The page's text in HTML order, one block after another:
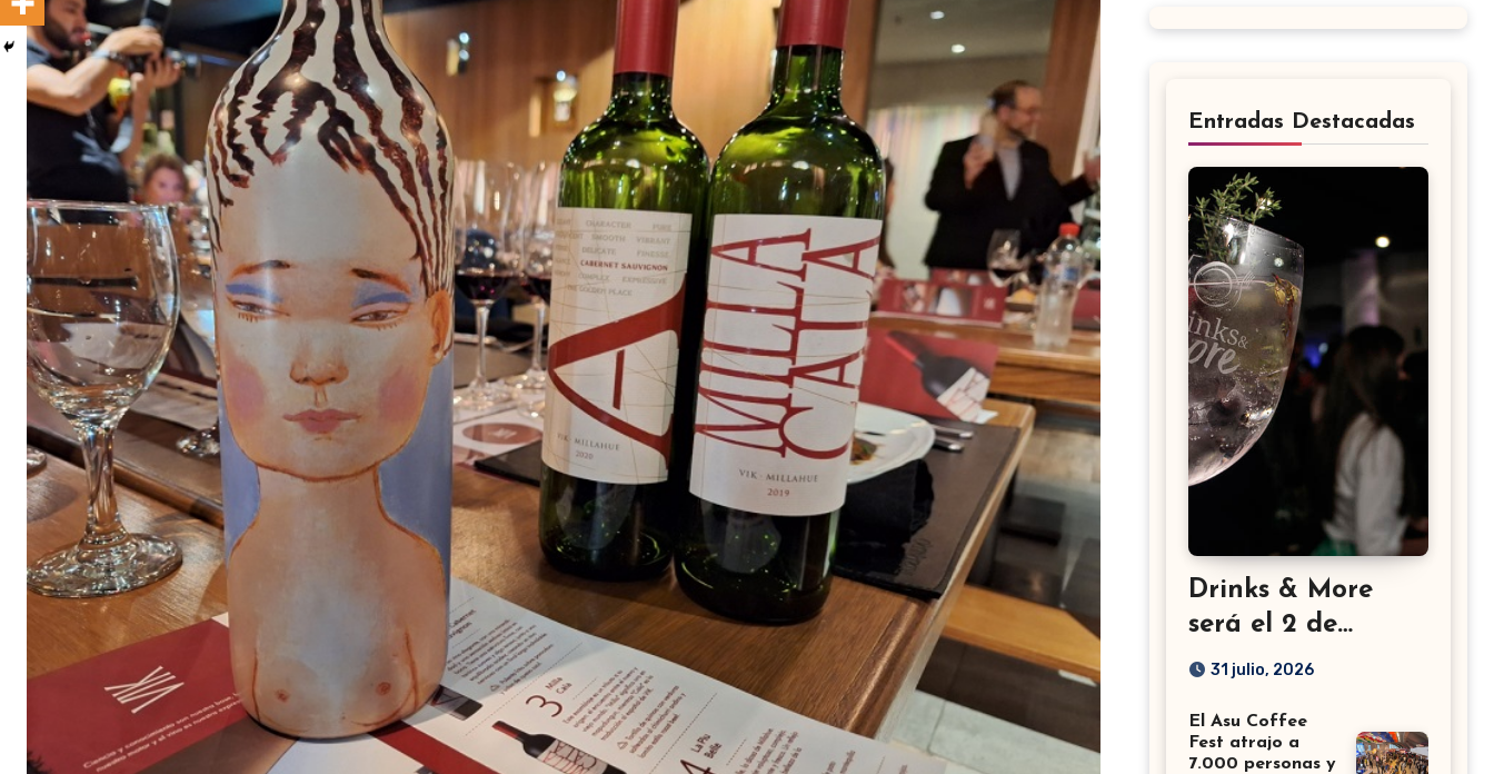
Entradas Destacadas
Drinks & More
será el 2 de
setiembre en el
31 julio, 2026
El Asu Coffee
Fest atrajo a
7.000 personas y